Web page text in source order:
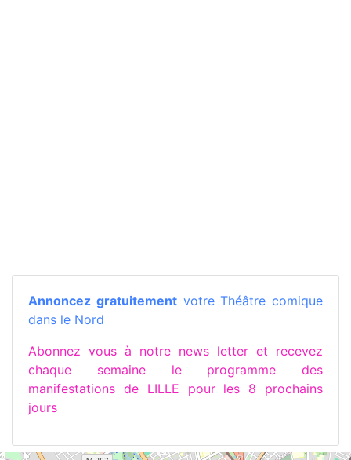
Annoncez gratuitementvotre Théâtre comique
dans le Nord
Abonnez vous à notre news letter et recevez
chaque semaine le programme des
manifestations de LILLE pour les 8 prochains
jours